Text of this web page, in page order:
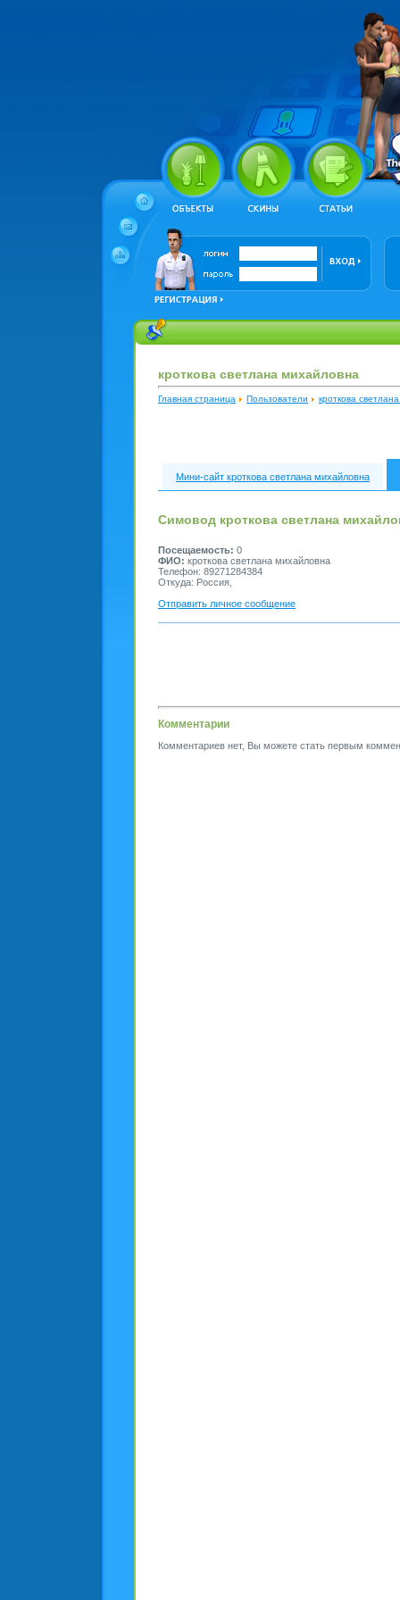
кроткова светлана михайловна
Главная страница Пользователи кроткова
Мини-сайт кроткова светлана михайловна
Симовод кроткова светлана
Посещаемость: 0
ФИО: кроткова светлана михайловна
Телефон: 89271284384
Откуда: Россия,
Отправить личное сообщение
Комментарии
Комментариев нет, Вы можете стать первым